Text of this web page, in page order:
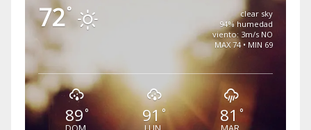
72°
clear sky
94% humedad
viento: 3m/s NO
MAX 74 • MIN 69
89° 91° 81 °